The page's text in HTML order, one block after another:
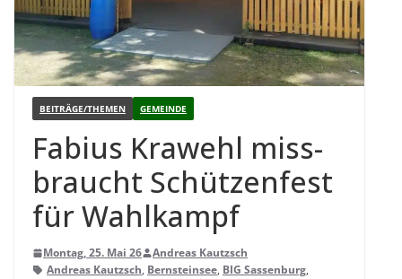
BEITRÄGE/THEMEN GEMEINDE
Fabius Kra­wehl miss­
braucht Schüt­zen­fest
für Wahlkampf
Montag, 25. Mai 26
Andreas Kautzsch
Andreas Kautzsch, Bernsteinsee, BIG Sassenburg,